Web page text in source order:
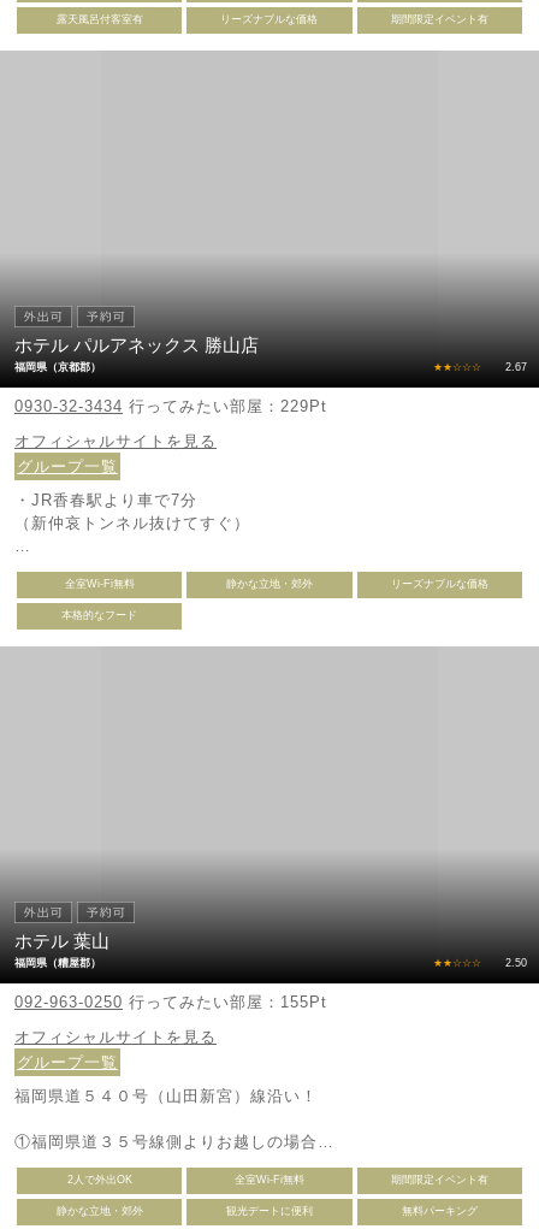
最寄りインターチェンジ
露天風呂付客室有 リーズナブルな価格 期間限定イベント有
ホテル パルアネックス 勝山店
福岡県（京都郡） ★★☆☆☆ 2.67
0930-32-3434 行ってみたい部屋：229Pt
オフィシャルサイトを見る
グループ一覧
・JR香春駅より車で7分
（新仲哀トンネル抜けてすぐ）
・今川ICよりボートピアに向かって車で13分
（ボートピア先）
全室Wi-Fi無料 静かな立地・郊外 リーズナブルな価格
本格的なフード
ホテル 葉山
福岡県（糟屋郡） ★★☆☆☆ 2.50
092-963-0250 行ってみたい部屋：155Pt
オフィシャルサイトを見る
グループ一覧
福岡県道５４０号（山田新宮）線沿い！
①福岡県道３５号線側よりお越しの場合
トリアス久山から北方向へ進んでいただいた《大谷》の信号を西方
向へ曲がっていただくと、福岡県道５４０号（山田新宮）線に入る
ことができます。
2人で外出OK 全室Wi-Fi無料 期間限定イベント有
静かな立地・郊外 観光デートに便利 無料パーキング